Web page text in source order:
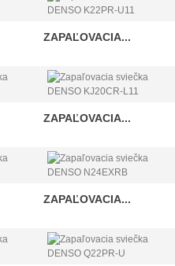
ZAPAĽOVACIA...
ZAPAĽOVACIA...
ZAPAĽOVACIA...